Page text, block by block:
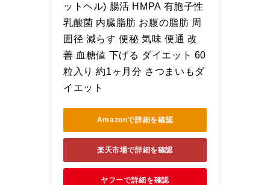
ットヘル) 腸活 HMPA 有胞子性
乳酸菌 内臓脂肪 お腹の脂肪 周
囲径 減らす 便秘 気味 便通 改
善 血糖値 下げる ダイエット 60
粒入り 約1ヶ月分 さつまいもダ
イエット
Amazonで詳細を確認
楽天市場で詳細を確認
ヤフーで詳細を確認